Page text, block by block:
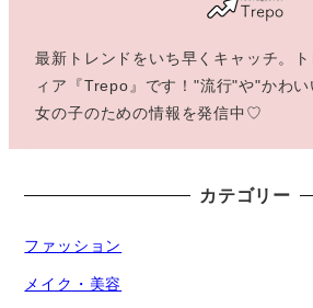
最新トレンドをいち早くキャッチ。
ィア『Trepo』です！"流行"や"かわ
女の子のための情報を発信中♡
カテゴリー
ファッション
メイク・美容